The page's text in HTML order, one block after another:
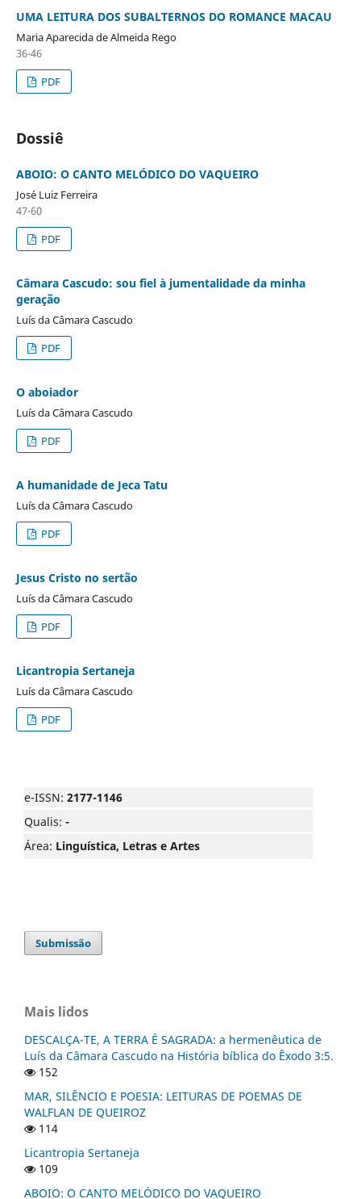
UMA LEITURA DOS SUBALTERNOS DO ROMANCE MACAU
Maria Aparecida de Almeida Rego
36-46
PDF
Dossiê
ABOIO: O CANTO MELÓDICO DO VAQUEIRO
José Luiz Ferreira
47-60
PDF
Câmara Cascudo: sou fiel à jumentalidade da minha
geração
Luís da Câmara Cascudo
PDF
O aboiador
Luís da Câmara Cascudo
PDF
A humanidade de Jeca Tatu
Luís da Câmara Cascudo
PDF
Jesus Cristo no sertão
Luís da Câmara Cascudo
PDF
Licantropia Sertaneja
Luís da Câmara Cascudo
PDF
e-ISSN: 2177-1146
Qualis: -
Área: Linguística, Letras e Artes
Submissão
Mais lidos
DESCALÇA-TE, A TERRA É SAGRADA: a hermenêutica de
Luís da Câmara Cascudo na História bíblica do Êxodo 3:5.
152
MAR, SILÊNCIO E POESIA: LEITURAS DE POEMAS DE
WALFLAN DE QUEIROZ
114
Licantropia Sertaneja
109
ABOIO: O CANTO MELÓDICO DO VAQUEIRO